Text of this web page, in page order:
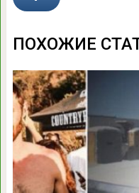
ПОХОЖИЕ